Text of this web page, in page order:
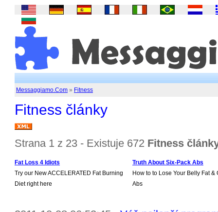
Messaggiamo.Com » Fitness
Fitness články
Strana 1 z 23 - Existuje 672 Fitness
Fat Loss 4 Idiots
Try our New ACCELERATED Fat Burning
Diet right here
Truth About Six-Pack Abs
How to to Lose Your Belly Fat &
Abs